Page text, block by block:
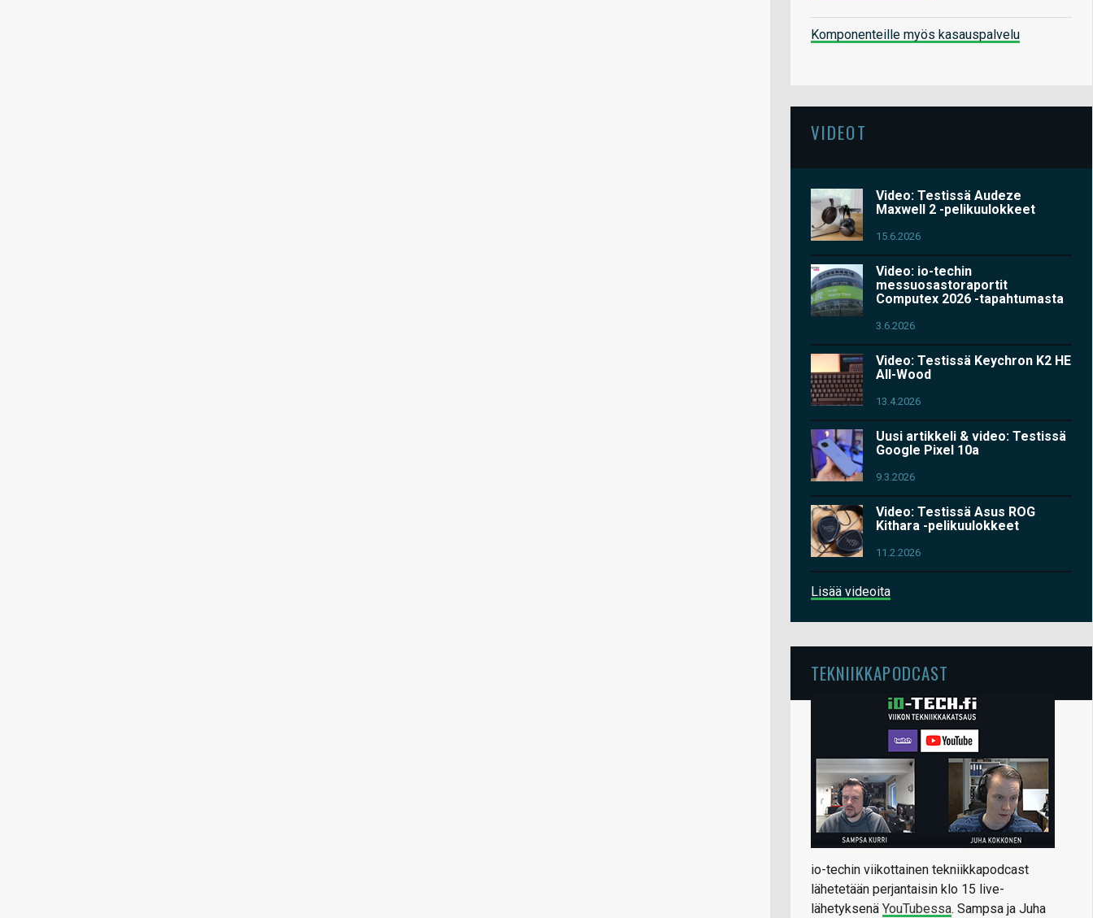
Komponenteille myös kasauspalvelu
VIDEOT
Video: Testissä Audeze
Maxwell 2 -pelikuulokkeet
15.6.2026
Video: io-techin
messuosastoraportit
Computex 2026 -tapahtumasta
3.6.2026
Video: Testissä Keychron K2 HE
All-Wood
13.4.2026
Uusi artikkeli & video: Testissä
Google Pixel 10a
9.3.2026
Video: Testissä Asus ROG
Kithara -pelikuulokkeet
11.2.2026
Lisää videoita
TEKNIIKKAPODCAST
io-techin viikottainen tekniikkapodcast
lähetetään perjantaisin klo 15 live-
lähetyksenä YouTubessa. Sampsa ja Juha